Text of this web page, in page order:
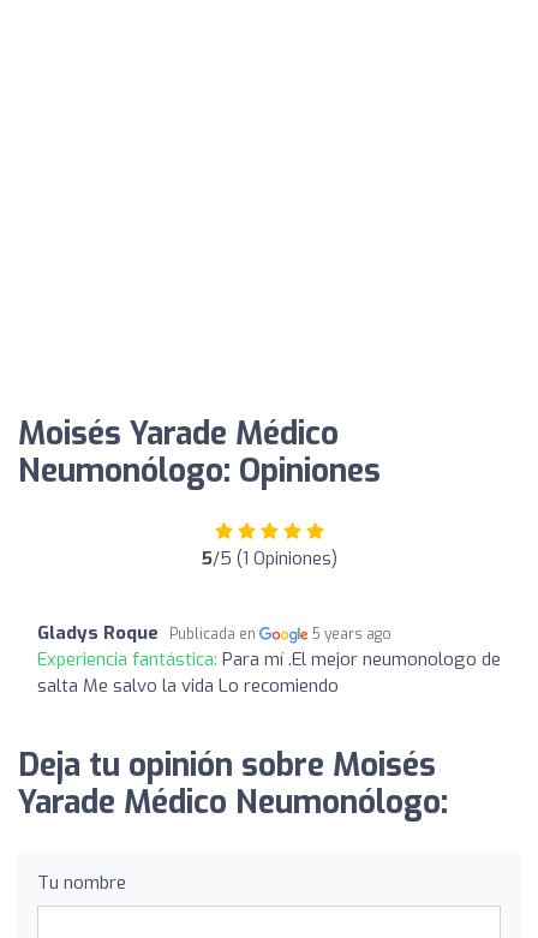
Moisés Yarade Médico
Neumonólogo: Opiniones
5/5 (1 Opiniones)
Gladys Roque Publicada en 5 years ago
Experiencia fantástica: Para mí .El mejor neumonologo de
salta Me salvo la vida Lo recomiendo
Deja tu opinión sobre Moisés
Yarade Médico Neumonólogo:
Tu nombre